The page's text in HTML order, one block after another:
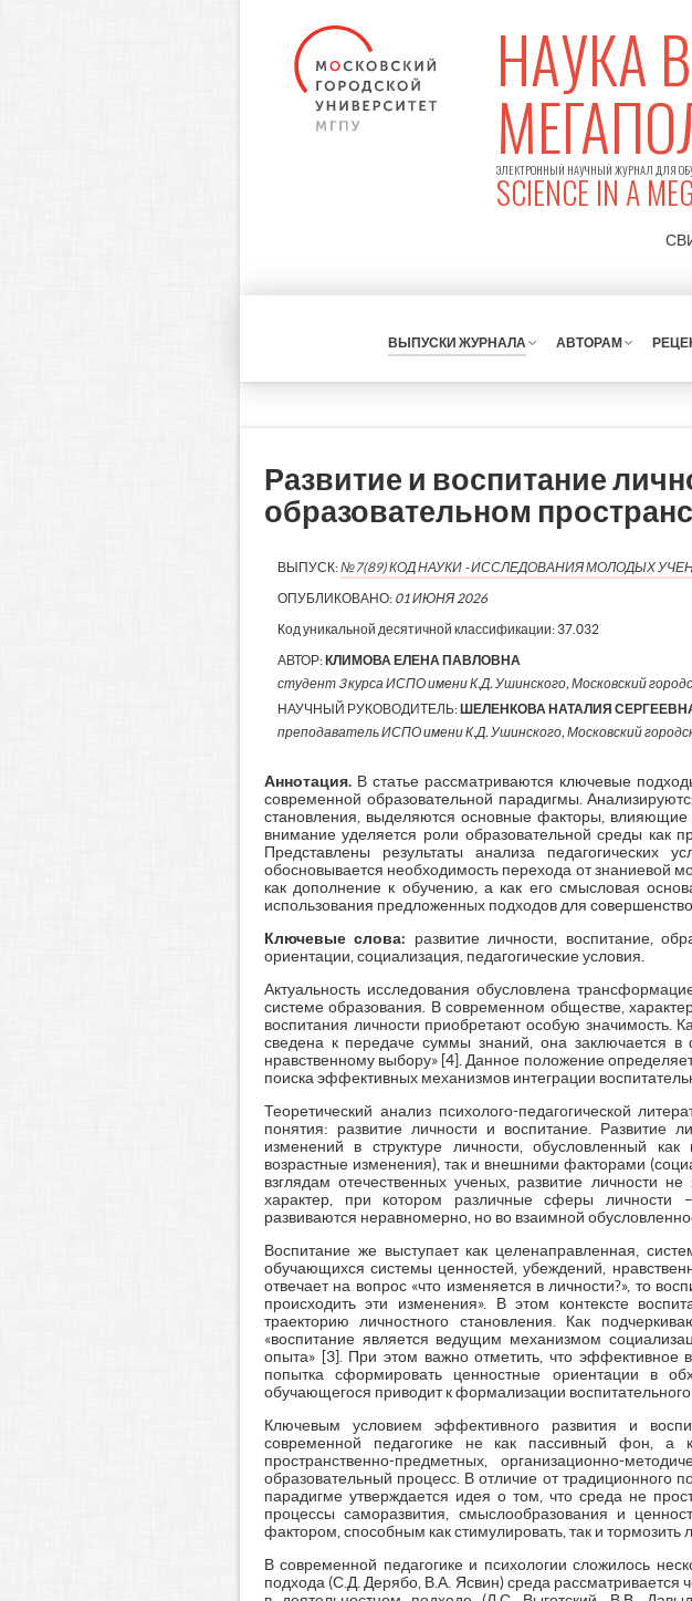
НАУКА В
ЭЛЕКТРОННЫЙ НАУЧНЫЙ ЖУРНАЛ ДЛЯ
SCIENCE IN A
ВЫПУСКИ ЖУРНАЛА АВТОРАМ
Развитие и воспитание
образовательном
ВЫПУСК:№7(89) КОД НАУКИ - ИССЛЕДОВАНИЯ МОЛОДЫХ
ОПУБЛИКОВАНО: 01 ИЮНЯ 2026
Код уникальной десятичной классификации: 37.032
АВТОР: КЛИМОВА ЕЛЕНА ПАВЛОВНА
студент 3 курса ИСПО имени К.Д. Ушинского, Московский
НАУЧНЫЙ РУКОВОДИТЕЛЬ: ШЕЛЕНКОВА НАТАЛИЯ
преподаватель ИСПО имени К.Д. Ушинского, Московский
Аннотация.В статье рассматриваются ключевые
современной образовательной парадигмы.
становления, выделяются основные факторы,
внимание уделяется роли образовательной среды как
Представлены результаты анализа педагогических
обосновывается необходимость перехода от знаниевой
как дополнение к обучению, а как его смысловая
использования предложенных подходов для
Ключевые слова: развитие личности, воспитание,
ориентации, социализация, педагогические условия.
Актуальность исследования обусловлена
системе образования. В современном обществе,
воспитания личности приобретают особую значимость.
сведена к передаче суммы знаний, она заключается
нравственному выбору» [4]. Данное положение
поиска эффективных механизмов интеграции
Теоретический анализ психолого-педагогической
понятия: развитие личности и воспитание. Развитие
изменений в структуре личности, обусловленный как
возрастные изменения), так и внешними факторами
взглядам отечественных ученых, развитие личности
характер, при котором различные сферы личности –
развиваются неравномерно, но во взаимной
Воспитание же выступает как целенаправленная,
обучающихся системы ценностей, убеждений,
отвечает на вопрос «что изменяется в личности?», то
происходить эти изменения». В этом контексте
траекторию личностного становления. Как
«воспитание является ведущим механизмом
опыта» [3]. При этом важно отметить, что эффективное
попытка сформировать ценностные ориентации в
обучающегося приводит к формализации
Ключевым условием эффективного развития и
современной педагогике не как пассивный фон, а
пространственно-предметных, организационно-
образовательный процесс. В отличие от традиционного
парадигме утверждается идея о том, что среда не
процессы саморазвития, смыслообразования и
фактором, способным как стимулировать, так и тормозить
В современной педагогике и психологии сложилось
подхода (С.Д. Дерябо, В.А. Ясвин) среда рассматривается